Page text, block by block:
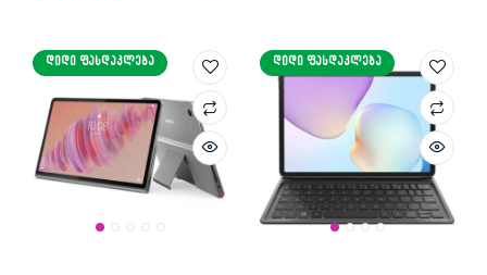
1,079.00 ₾.
459.00 ₾.
1,249.00 ₾.
349.00 ₾.
ᲓᲘᲓᲘ ᲤᲐᲡᲓᲐᲙᲚᲔᲑᲐ ᲓᲘᲓᲘ ᲤᲐᲡᲓᲐᲙᲚᲔᲑᲐ